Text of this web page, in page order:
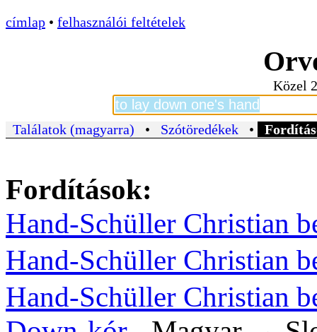
címlap • felhasználói feltételek
Közel
Találatok (magyarra) • Szótöredékek •
Fordítások:
Hand-Schüller Christian
Hand-Schüller Christian
Hand-Schüller Christian